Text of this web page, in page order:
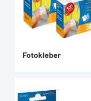
Fotokleber